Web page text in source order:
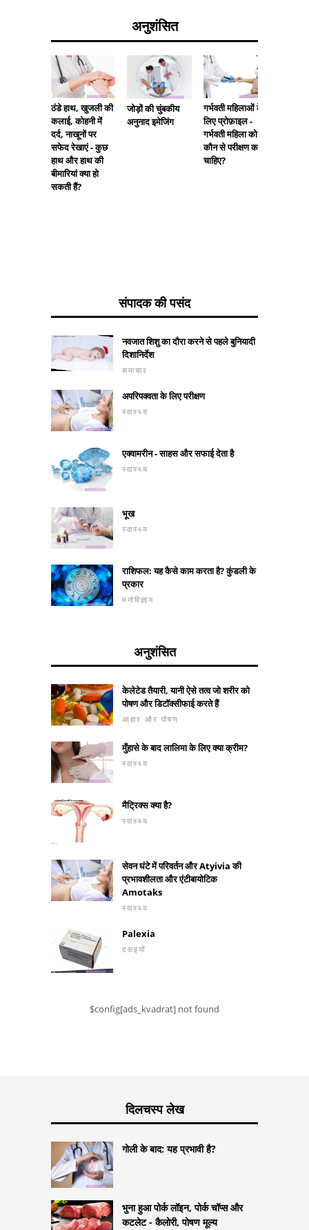
अनुशंसित
ठंडे हाथ, खुजली की
कलाई, कोहनी में
दर्द, नाखूनों पर
सफेद रेखाएं - कुछ
हाथ और हाथ की
बीमारियां क्या हो
सकती हैं?
जोड़ों की चुंबकीय
अनुनाद इमेजिंग
गर्भवती महिलाओं के
लिए प्रोफ़ाइल -
गर्भवती महिला को
कौन से परीक्षण करने
चाहिए?
संपादक की पसंद
नवजात शिशु का दौरा करने से पहले बुनियादी
दिशानिर्देश
समाचार
अपरिपक्वता के लिए परीक्षण
स्वास्थ्य
एक्वामरीन - साहस और सफाई देता है
स्वास्थ्य
भूख
स्वास्थ्य
राशिफल: यह कैसे काम करता है? कुंडली के
प्रकार
मनोविज्ञान
अनुशंसित
केलेटेड तैयारी, यानी ऐसे तत्व जो शरीर को
पोषण और डिटॉक्सीफाई करते हैं
आहार और पोषण
मुँहासे के बाद लालिमा के लिए क्या क्रीम?
स्वास्थ्य
मैट्रिक्स क्या है?
स्वास्थ्य
सेवन घंटे में परिवर्तन और Atyivia की
प्रभावशीलता और एंटीबायोटिक
Amotaks
स्वास्थ्य
Palexia
दवाइयाँ
$config[ads_kvadrat] not found
दिलचस्प लेख
गोली के बाद: यह प्रभावी है?
भुना हुआ पोर्क लॉइन, पोर्क चॉप्स और
कटलेट - कैलोरी, पोषण मूल्य